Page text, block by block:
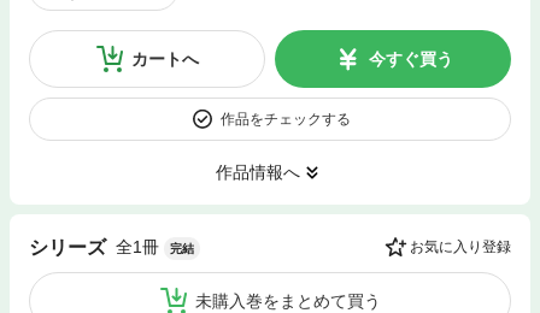
カートへ 今すぐ買う
作品をチェックする
作品情報へ
シリーズ 全1冊 完結 お気に入り登録
未購入巻をまとめて買う